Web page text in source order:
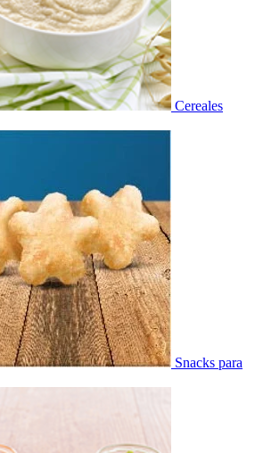
Cereales
Snacks para